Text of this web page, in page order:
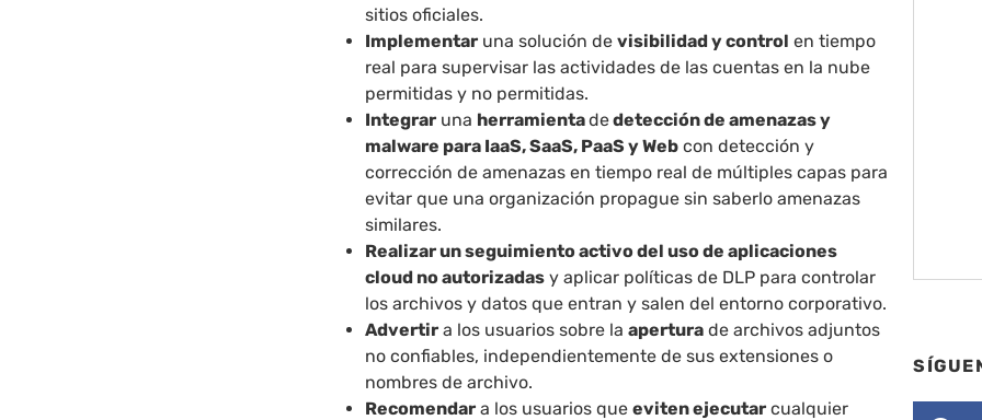
sitios oficiales.
Implementar una solución devisibilidad y control en tiempo
real para supervisar las actividades de las cuentas en la nube
permitidas y no permitidas.
Integrar una herramientadedetección de amenazas y
malware para IaaS, SaaS, PaaS y Web con detección y
corrección de amenazas en tiempo real de múltiples capas para
evitar que una organización propague sin saberlo amenazas
similares.
Realizar un seguimiento activo del uso de aplicaciones
cloud no autorizadas y aplicar políticas de DLP para controlar
los archivos y datos que entran y salen del entorno corporativo.
Advertir a los usuarios sobre laapertura de archivos adjuntos
no confiables, independientemente de sus extensiones o
nombres de archivo.
Recomendar a los usuarios queeviten ejecutar cualquier